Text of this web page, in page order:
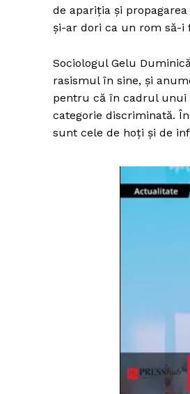
de apariția și
și-ar dori ca un rom să-
Sociologul Gelu
rasismul în sine, și
pentru că în cadrul unui
categorie discriminată.
sunt cele de hoți și de